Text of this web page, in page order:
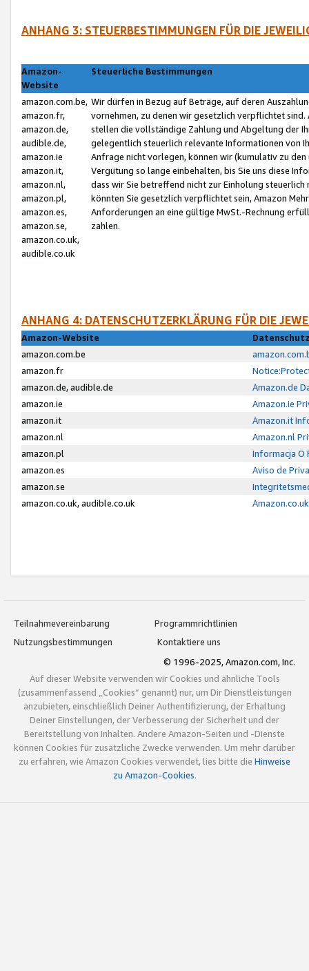
ANHANG 3: STEUERBESTIMMUNGEN FÜR DIE
Amazon-
Website
Steuerliche Bestimmungen
amazon.com.be,
amazon.fr,
amazon.de,
audible.de,
amazon.ie
amazon.it,
amazon.nl,
amazon.pl,
amazon.es,
amazon.se,
amazon.co.uk,
audible.co.uk
Wir dürfen in Bezug auf Beträge, auf deren
vornehmen, zu denen wir gesetzlich verpflichtet
stellen die vollständige Zahlung und Abgeltung der
gelegentlich steuerlich relevante Informationen von
Anfrage nicht vorlegen, können wir (kumulativ zu
Vergütung so lange einbehalten, bis Sie uns diese
dass wir Sie betreffend nicht zur Einholung
könnten Sie gesetzlich verpflichtet sein, Amazon
Anforderungen an eine gültige MwSt.-Rechnung
zahlen.
ANHANG 4: DATENSCHUTZERKLÄRUNG FÜR DIE
Amazon-Website
amazon.com.be
amazon.fr
amazon.de, audible.de
Amazon.de
amazon.ie
Amazon.ie
amazon.it
Amazon.it
amazon.nl
Amazon.nl
amazon.pl
Informacja O
amazon.es
Aviso de
amazon.se
amazon.co.uk, audible.co.uk
Teilnahmevereinbarung
Programmrichtlinien
Nutzungsbestimmungen
Kontaktiere uns
© 1996-2025, Amazon.com, Inc.
Auf dieser Website verwenden wir Cookies und ähnliche Tools
(zusammenfassend „Cookies“ genannt) nur, um Dir Dienstleistungen
anzubieten, einschließlich Deiner Authentifizierung, der Erhaltung
Deiner Einstellungen, der Verbesserung der Sicherheit und der
Bereitstellung von Inhalten. Andere Amazon-Seiten und -Dienste
können Cookies für zusätzliche Zwecke verwenden. Um mehr darüber
zu erfahren, wie Amazon Cookies verwendet, lies bitte die Hinweise
zu Amazon-Cookies.